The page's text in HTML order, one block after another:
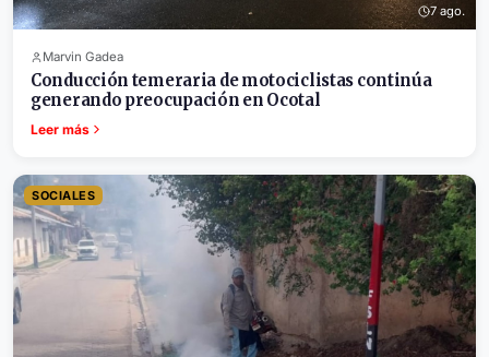
7 ago.
Marvin Gadea
Conducción temeraria de motociclistas continúa
generando preocupación en Ocotal
Leer más
SOCIALES